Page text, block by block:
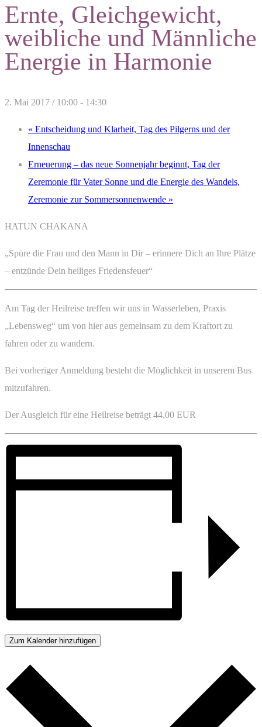
Ernte, Gleichgewicht,
weibliche und Männliche
Energie in Harmonie
2. Mai 2017 / 10:00 - 14:30
« Entscheidung und Klarheit, Tag des Pilgerns und der
Innenschau
Erneuerung – das neue Sonnenjahr beginnt, Tag der
Zeremonie für Vater Sonne und die Energie des Wandels,
Zeremonie zur Sommersonnenwende »
HATUN CHAKANA
„Spüre die Frau und den Mann in Dir – erinnere Dich an Ihre Plätze
– entzünde Dein heiliges Friedensfeuer“
Am Tag der Heilreise treffen wir uns in Wasserleben, Praxis
„Lebensweg“ um von hier aus gemeinsam zu dem Kraftort zu
fahren oder zu wandern.
Bei vorheriger Anmeldung besteht die Möglichkeit in unserem Bus
mitzufahren.
Der Ausgleich für eine Heilreise beträgt 44,00 EUR
Zum Kalender hinzufügen